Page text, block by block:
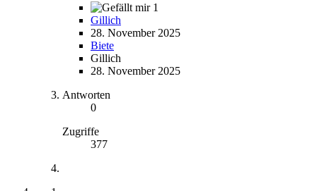
1
Gillich
28. November 2025
Biete
Gillich
28. November 2025
Antworten
0
Zugriffe
377